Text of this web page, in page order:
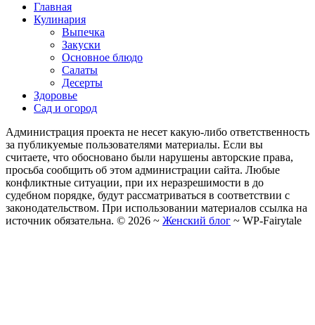
Главная
Кулинария
Выпечка
Закуски
Основное блюдо
Салаты
Десерты
Здоровье
Сад и огород
Администрация проекта не несет какую-либо ответственность
за публикуемые пользователями материалы. Если вы
считаете, что обосновано были нарушены авторские права,
просьба сообщить об этом администрации сайта. Любые
конфликтные ситуации, при их неразрешимости в до
судебном порядке, будут рассматриваться в соответствии с
законодательством. При использовании материалов ссылка на
источник обязательна. © 2026 ~ Женский блог ~ WP-Fairytale